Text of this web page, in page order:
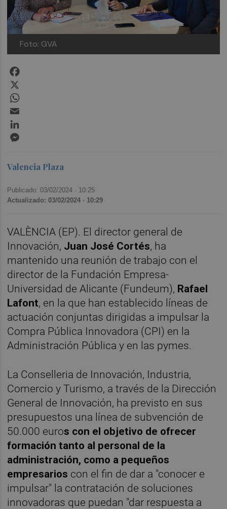
Foto: GVA
Valencia Plaza
Publicado: 03/02/2024 · 10:25
Actualizado: 03/02/2024 · 10:29
VALÈNCIA (EP). El director general de
Innovación, Juan José Cortés, ha
mantenido una reunión de trabajo con el
director de la Fundación Empresa-
Universidad de Alicante (Fundeum), Rafael
Lafont, en la que han establecido líneas de
actuación conjuntas dirigidas a impulsar la
Compra Pública Innovadora (CPI) en la
Administración Pública y en las pymes.
La Conselleria de Innovación, Industria,
Comercio y Turismo, a través de la Dirección
General de Innovación, ha previsto en sus
presupuestos una línea de subvención de
50.000 euros con el objetivo de ofrecer
formación tanto al personal de la
administración, como a pequeños
empresarios con el fin de dar a "conocer e
impulsar" la contratación de soluciones
innovadoras que puedan "dar respuesta a